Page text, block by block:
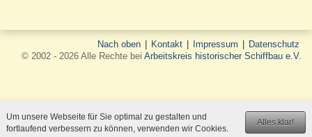
Nach oben Kontakt Impressum
Datenschutz
© 2002 - 2026 Alle Rechte bei Arbeitskreis historischer Schiffbau e.V.
Alles klar!
Um unsere Webseite für Sie optimal zu gestalten und
fortlaufend verbessern zu können, verwenden wir Cookies.